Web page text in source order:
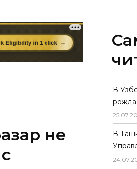
не
В
25.07.
В
24.07.